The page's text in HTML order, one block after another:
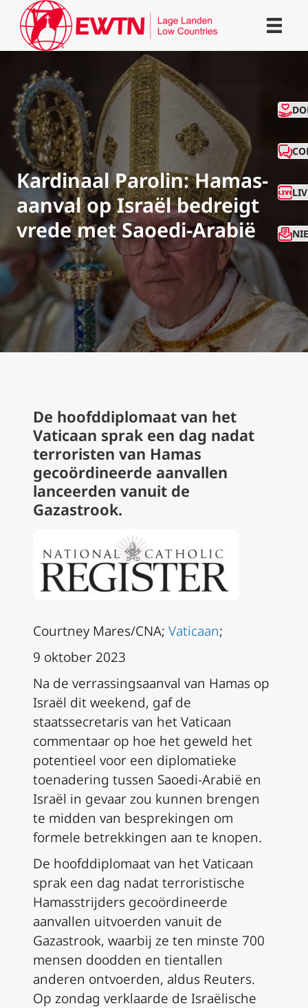
Kardinaal Parolin: Hamas-
aanval op Israël bedreigt
vrede met Saoedi-Arabië
De hoofddiplomaat van het
Vaticaan sprak een dag nadat
terroristen van Hamas
gecoördineerde aanvallen
lanceerden vanuit de
Gazastrook.
Courtney Mares/CNA; Vaticaan;
9 oktober 2023
Na de verrassingsaanval van Hamas op
Israël dit weekend, gaf de
staatssecretaris van het Vaticaan
commentaar op hoe het geweld het
potentieel voor een diplomatieke
toenadering tussen Saoedi-Arabië en
Israël in gevaar zou kunnen brengen
te midden van besprekingen om
formele betrekkingen aan te knopen.
De hoofddiplomaat van het Vaticaan
sprak een dag nadat terroristische
Hamasstrijders gecoördineerde
aanvallen uitvoerden vanuit de
Gazastrook, waarbij ze ten minste 700
mensen doodden en tientallen
anderen ontvoerden, aldus Reuters.
Op zondag verklaarde de Israëlische